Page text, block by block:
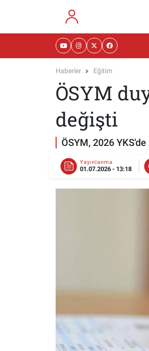
Haberler Eğitim
ÖSYM
değişti
ÖSYM, 2026
Yayınlanma
01.07.2026 - 13:18
RESMİ İLANLAR
MAGAZİN
Eskişehir Otobüs Saatleri
Eskişehir Nöbetçi Eczaneler
Eskişehir Namaz Vakitleri
Eskişehir Trafik Yoğunluk Haritası
Süper Lig Puan Durumu ve Fikstür
Tüm Manşetler